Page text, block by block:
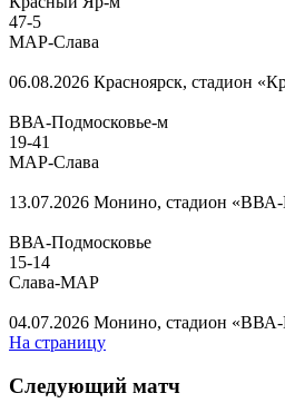
47-5
МАР-Слава
06.08.2026 Красноярск, стадион
ВВА-Подмосковье-м
19-41
МАР-Слава
13.07.2026 Монино, стадион «ВВА-
ВВА-Подмосковье
15-14
Слава-МАР
04.07.2026 Монино, стадион «ВВА-
На страницу
Следующий матч